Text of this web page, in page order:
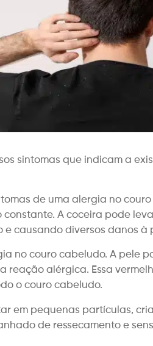
sintomas que indicam a
de uma alergia no
A coceira pode
causando diversos danos à
no couro cabeludo. A pele
reação alérgica. Essa
o couro cabeludo.
em pequenas partículas,
de ressecamento e